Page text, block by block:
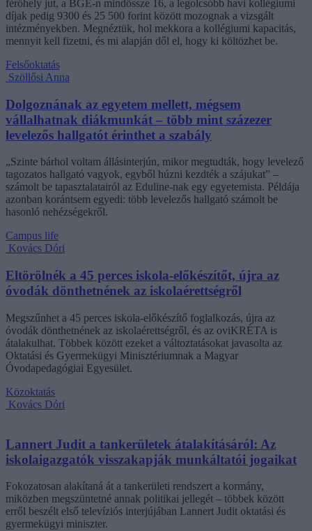
férőhely jut, a BGE-n mindössze 16, a legolcsóbb havi kollégiumi
díjak pedig 9300 és 25 500 forint között mozognak a vizsgált
intézményekben. Megnéztük, hol mekkora a kollégiumi kapacitás,
mennyit kell fizetni, és mi alapján dől el, hogy ki költözhet be.
Felsőoktatás
Szöllősi Anna
Dolgoznának az egyetem mellett, mégsem
vállalhatnak diákmunkát – több mint százezer
levelezős hallgatót érinthet a szabály
„Szinte bárhol voltam állásinterjún, mikor megtudták, hogy levelező
tagozatos hallgató vagyok, egyből húzni kezdték a szájukat” –
számolt be tapasztalatairól az Eduline-nak egy egyetemista. Példája
azonban korántsem egyedi: több levelezős hallgató számolt be
hasonló nehézségekről.
Campus life
Kovács Dóri
Eltörölnék a 45 perces iskola-előkészítőt, újra az
óvodák dönthetnének az iskolaérettségről
Megszűnhet a 45 perces iskola-előkészítő foglalkozás, újra az
óvodák dönthetnének az iskolaérettségről, és az oviKRÉTA is
átalakulhat. Többek között ezeket a változtatásokat javasolta az
Oktatási és Gyermekügyi Minisztériumnak a Magyar
Óvodapedagógiai Egyesület.
Közoktatás
Kovács Dóri
Lannert Judit a tankerületek átalakításáról: Az
iskolaigazgatók visszakapják munkáltatói jogaikat
Fokozatosan alakítaná át a tankerületi rendszert a kormány,
miközben megszüntetné annak politikai jellegét – többek között
erről beszélt első televíziós interjújában Lannert Judit oktatási és
gyermekügyi miniszter.